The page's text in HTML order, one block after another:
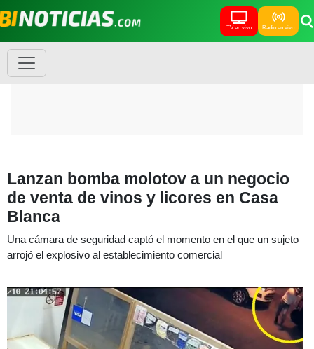
TV en vivo Radio en vivo
Lanzan bomba molotov a un negocio
de venta de vinos y licores en Casa
Blanca
Una cámara de seguridad captó el momento en el que un sujeto
arrojó el explosivo al establecimiento comercial